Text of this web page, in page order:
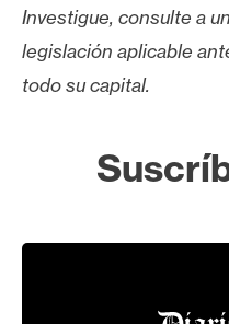
Investigue, consulte a
legislación aplicable
todo su capital.